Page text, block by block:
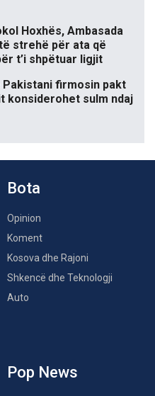
Hoxhës, Ambasada
strehë për ata që
t’i shpëtuar ligjit
Pakistani firmosin pakt
konsiderohet sulm ndaj
Bota
Opinion
Koment
Kosova dhe Rajoni
Shkencë dhe Teknologji
Auto
Pop News